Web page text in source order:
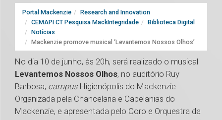
Portal Mackenzie
Research and Innovation
CEMAPI CT Pesquisa MackIntegridade
Biblioteca Digital
Notícias
Mackenzie promove musical ‘Levantemos Nossos Olhos’
No dia 10 de junho, às 20h, será realizado o musical
Levantemos Nossos Olhos, no auditório Ruy
Barbosa, campus Higienópolis do Mackenzie.
Organizada pela Chancelaria e Capelanias do
Mackenzie, e apresentada pelo Coro e Orquestra da